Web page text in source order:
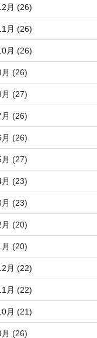
月 (26)
月 (26)
月 (26)
(26)
(27)
(26)
(26)
(27)
(23)
(23)
(20)
(20)
月 (22)
月 (22)
月 (21)
(26)